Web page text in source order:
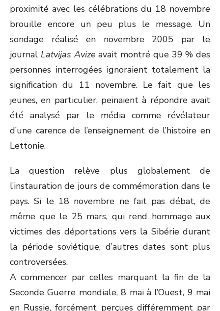
proximité avec les célébrations du 18 novembre
brouille encore un peu plus le message. Un
sondage réalisé en novembre 2005 par le
journal Latvijas Avize avait montré que 39 % des
personnes interrogées ignoraient totalement la
signification du 11 novembre. Le fait que les
jeunes, en particulier, peinaient à répondre avait
été analysé par le média comme révélateur
d’une carence de l’enseignement de l’histoire en
Lettonie.
La question relève plus globalement de
l’instauration de jours de commémoration dans le
pays. Si le 18 novembre ne fait pas débat, de
même que le 25 mars, qui rend hommage aux
victimes des déportations vers la Sibérie durant
la période soviétique, d’autres dates sont plus
controversées.
A commencer par celles marquant la fin de la
Seconde Guerre mondiale, 8 mai à l’Ouest, 9 mai
en Russie, forcément perçues différemment par